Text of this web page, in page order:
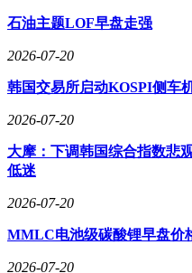
石油主题LOF早盘走强
2026-07-20
韩国交易所启动KOSPI侧车
2026-07-20
大摩：下调韩国综合指数悲
低迷
2026-07-20
MMLC电池级碳酸锂早盘价
2026-07-20